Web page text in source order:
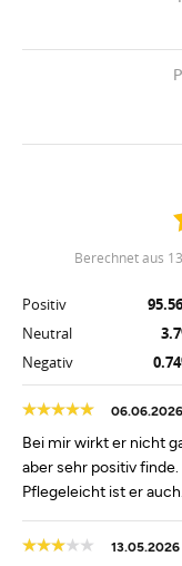
berechnet aus
Positiv
Neutral
Negativ
06.06.2026
Bei mir wirkt er nicht
aber sehr positiv
Pflegeleicht ist er
13.05.2026